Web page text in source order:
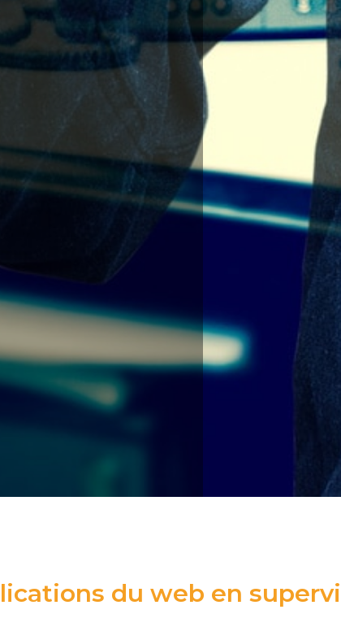
du web en